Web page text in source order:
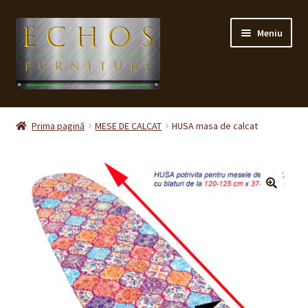
Sari
navigare
Sari
conținut
Meniu
Prima pagină
Contul meu
Cum cumpăr ?
Prima pagină MESE DE CALCAT HUSA masa de calcat